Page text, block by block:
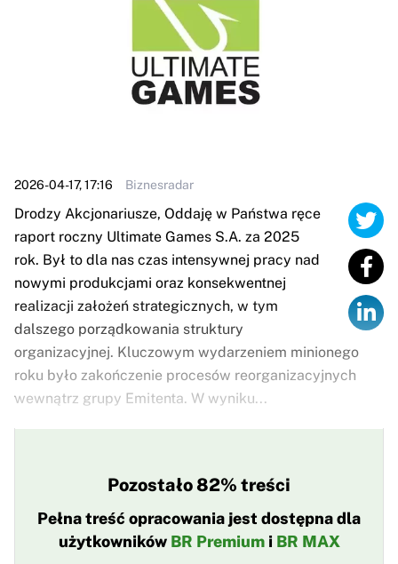
2026-04-17, 17:16 Biznesradar
Drodzy Akcjonariusze, Oddaję w Państwa ręce
raport roczny Ultimate Games S.A. za 2025
rok. Był to dla nas czas intensywnej pracy nad
nowymi produkcjami oraz konsekwentnej
realizacji założeń strategicznych, w tym
dalszego porządkowania struktury
organizacyjnej. Kluczowym wydarzeniem minionego
roku było zakończenie procesów reorganizacyjnych
wewnątrz grupy Emitenta. W wyniku...
Pozostało 82% treści
Pełna treść opracowania jest dostępna dla
użytkowników BR Premiumi BR MAX